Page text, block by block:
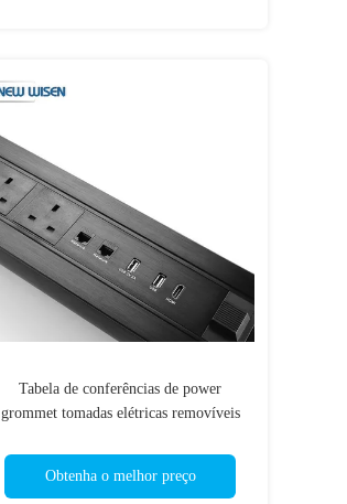
Tabela de conferências de power
grommet tomadas elétricas removíveis
Obtenha o melhor preço